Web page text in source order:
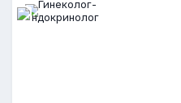
д
о